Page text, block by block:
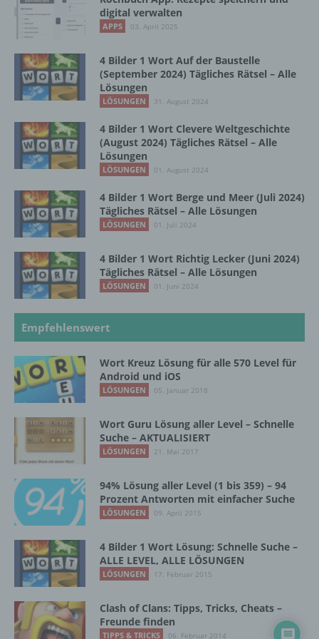
digital verwalten
APPS 03. April 2025
4 Bilder 1 Wort Auf der Baustelle
(September 2024) Tägliches Rätsel – Alle
Lösungen
LÖSUNGEN 31. August 2024
4 Bilder 1 Wort Clevere Weltgeschichte
(August 2024) Tägliches Rätsel – Alle
Lösungen
LÖSUNGEN 01. August 2024
4 Bilder 1 Wort Berge und Meer (Juli 2024)
Tägliches Rätsel – Alle Lösungen
LÖSUNGEN 01. Juli 2024
4 Bilder 1 Wort Richtig Lecker (Juni 2024)
Tägliches Rätsel – Alle Lösungen
LÖSUNGEN 01. Juni 2024
Empfehlenswert
Wort Kreuz Lösung für alle 570 Level für
Android und iOS
LÖSUNGEN 05. Januar 2018
Wort Guru Lösung aller Level – Schnelle
Suche – AKTUALISIERT
LÖSUNGEN 21. Mai 2017
94% Lösung aller Level (1 bis 359) – 94
Prozent Antworten mit einfacher Suche
LÖSUNGEN 09. April 2015
4 Bilder 1 Wort Lösung: Schnelle Suche –
ALLE LEVEL, ALLE LÖSUNGEN
LÖSUNGEN 17. Februar 2015
Clash of Clans: Tipps, Tricks, Cheats –
Freunde finden
TIPPS & TRICKS 06. Februar 2014
Maßnahmen unterliegen, die gewährleisten,
dass die personenbezogenen Daten nicht
einer identifizierten oder identifizierbaren
g) Verantwortlicher oder für die Verarbeitung
Verantwortlicher
Verantwortlicher oder für die Verarbeitung
Verantwortlicher ist die natürliche oder
juristische Person, Behörde, Einrichtung
gemeinsam mit anderen über die Zwecke
und Mittel der Verarbeitung von
personenbezogenen Daten entscheidet.
Sind die Zwecke und Mittel dieser
Verarbeitung durch das Unionsrecht oder
das Recht der Mitgliedstaaten vorgegeben,
so kann der Verantwortliche
beziehungsweise können die bestimmten
Kriterien seiner Benennung nach dem
Unionsrecht oder dem Recht der
Mitgliedstaaten vorgesehen werden.
h) Auftragsverarbeiter
Auftragsverarbeiter ist eine natürliche oder
juristische Person, Behörde, Einrichtung
oder andere Stelle, die personenbezogene
Daten im Auftrag des Verantwortlichen
verarbeitet.
i) Empfänger
Empfänger ist eine natürliche oder juristische
Person, Behörde, Einrichtung oder andere
Stelle, der personenbezogene Daten
offengelegt werden, unabhängig davon, ob
es sich bei ihr um einen Dritten handelt oder
nicht. Behörden, die im Rahmen eines